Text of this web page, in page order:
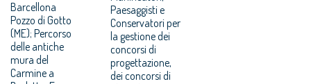
Barcellona
Pozzo di Gotto
(ME); Percorso
delle antiche
mura del
Carmine a
Paesaggisti e
Conservatori per
la gestione dei
concorsi di
progettazione,
dei concorsi di